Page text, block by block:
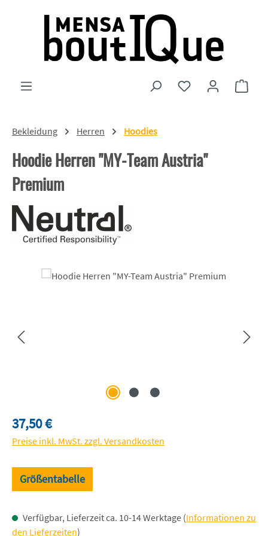
Zum Hauptinhalt springen
Du hast 0
Bekleidung Herren Hoodies
Hoodie Herren "MY-Team Austria"
Premium
Bildergalerie überspringen
Regulärer Preis:
37,50 €
Preise inkl. MwSt. zzgl. Versandkosten
Größentabelle
Verfügbar, Lieferzeit ca. 10-14 Werktage (Informationen zu
den Lieferzeiten)